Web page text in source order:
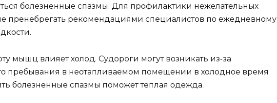
болезненные спазмы. Для профилактики нежелательных
пренебрегать рекомендациями специалистов по ежедневному
мышц влияет холод. Судороги могут возникать из-за
пребывания в неотапливаемом помещении в холодное время
болезненные спазмы поможет теплая одежда.